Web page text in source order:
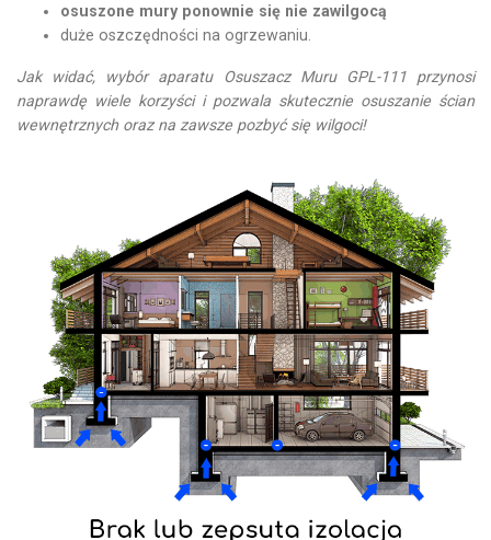
osuszone mury ponownie się nie zawilgocą
duże oszczędności na ogrzewaniu.
Jak widać, wybór aparatu Osuszacz Muru GPL-111 przynosi
naprawdę wiele korzyści i pozwala skutecznie osuszanie ścian
wewnętrznych oraz na zawsze pozbyć się wilgoci!